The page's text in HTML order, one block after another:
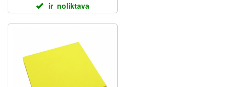
ir_noliktava